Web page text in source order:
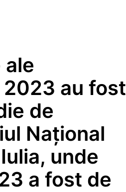
ale
au fost
de
Național
unde
a fost de